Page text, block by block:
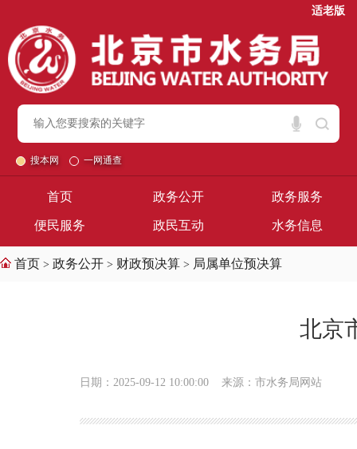
适老版
搜本网 一网通查
首页 政务公开 政务服务
便民服务 政民互动 水务信息
首页 > 政务公开 > 财政预决算 > 局属单位预决算
北京
日期：2025-09-12 10:00:00 来源：市水务局网站